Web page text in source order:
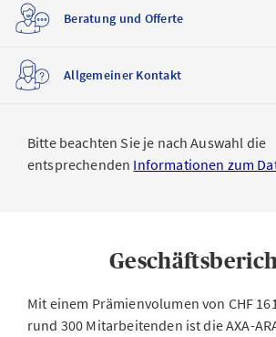
Beratung und Offerte
Allgemeiner Kontakt
Bitte beachten Sie je nach Auswahl die
entsprechenden Informationen zum
Mit einem Prämienvolumen von CHF
rund 300 Mitarbeitenden ist die AXA-